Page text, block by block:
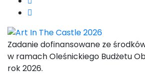
Zadanie dofinansowane ze
w ramach Oleśnickiego Budżetu
rok 2026.